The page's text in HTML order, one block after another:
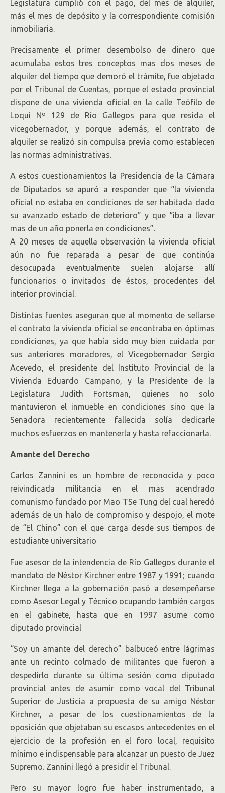
Legislatura cumplió con el pago, del mes de alquiler,
más el mes de depósito y la correspondiente comisión
inmobiliaria.
Precisamente el primer desembolso de dinero que
acumulaba estos tres conceptos mas dos meses de
alquiler del tiempo que demoró el trámite, fue objetado
por el Tribunal de Cuentas, porque el estado provincial
dispone de una vivienda oficial en la calle Teófilo de
Loqui Nº 129 de Río Gallegos para que resida el
vicegobernador, y porque además, el contrato de
alquiler se realizó sin compulsa previa como establecen
las normas administrativas.
A estos cuestionamientos la Presidencia de la Cámara
de Diputados se apuró a responder que “la vivienda
oficial no estaba en condiciones de ser habitada dado
su avanzado estado de deterioro” y que “iba a llevar
mas de un año ponerla en condiciones”.
A 20 meses de aquella observación la vivienda oficial
aún no fue reparada a pesar de que continúa
desocupada eventualmente suelen alojarse allí
funcionarios o invitados de éstos, procedentes del
interior provincial.
Distintas fuentes aseguran que al momento de sellarse
el contrato la vivienda oficial se encontraba en óptimas
condiciones, ya que había sido muy bien cuidada por
sus anteriores moradores, el Vicegobernador Sergio
Acevedo, el presidente del Instituto Provincial de la
Vivienda Eduardo Campano, y la Presidente de la
Legislatura Judith Fortsman, quienes no solo
mantuvieron el inmueble en condiciones sino que la
Senadora recientemente fallecida solía dedicarle
muchos esfuerzos en mantenerla y hasta refaccionarla.
Amante del Derecho
Carlos Zannini es un hombre de reconocida y poco
reivindicada militancia en el mas acendrado
comunismo fundado por Mao TSe Tung del cual heredó
además de un halo de compromiso y despojo, el mote
de “El Chino” con el que carga desde sus tiempos de
estudiante universitario
Fue asesor de la intendencia de Río Gallegos durante el
mandato de Néstor Kirchner entre 1987 y 1991; cuando
Kirchner llega a la gobernación pasó a desempeñarse
como Asesor Legal y Técnico ocupando también cargos
en el gabinete, hasta que en 1997 asume como
diputado provincial
“Soy un amante del derecho” balbuceó entre lágrimas
ante un recinto colmado de militantes que fueron a
despedirlo durante su última sesión como diputado
provincial antes de asumir como vocal del Tribunal
Superior de Justicia a propuesta de su amigo Néstor
Kirchner, a pesar de los cuestionamientos de la
oposición que objetaban su escasos antecedentes en el
ejercicio de la profesión en el foro local, requisito
mínimo e indispensable para alcanzar un puesto de Juez
Supremo. Zannini llegó a presidir el Tribunal.
Pero su mayor logro fue haber instrumentado, a